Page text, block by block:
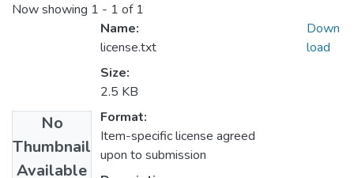
Now showing 1 - 1 of 1
No
Thumbnail
Available
Name:
license.txt
Size:
2.5 KB
Format:
Item-specific license agreed
upon to submission
Down
load